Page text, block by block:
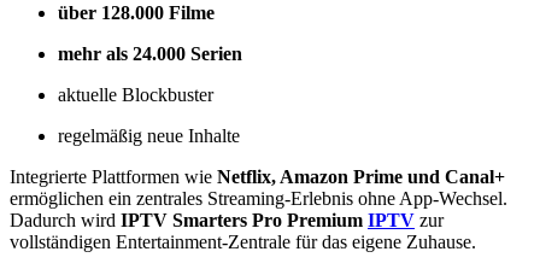
über 128.000 Filme
mehr als 24.000 Serien
aktuelle Blockbuster
regelmäßig neue Inhalte
Integrierte Plattformen wie Netflix, Amazon Prime und Canal+
ermöglichen ein zentrales Streaming-Erlebnis ohne App-Wechsel.
Dadurch wird IPTV Smarters Pro Premium IPTV zur
vollständigen Entertainment-Zentrale für das eigene Zuhause.